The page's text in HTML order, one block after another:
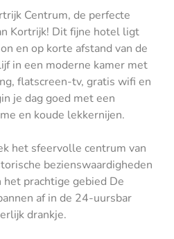
Centrum, de perfecte
Kortrijk! Dit fijne hotel ligt
en op korte afstand van de
in een moderne kamer met
flatscreen-tv, gratis wifi en
je dag goed met een
en koude lekkernijen.
het sfeervolle centrum van
bezienswaardigheden
prachtige gebied De
af in de 24-uursbar
drankje.